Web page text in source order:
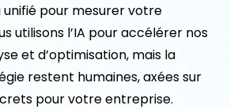
pour mesurer votre
utilisons l’IA pour accélérer nos
et d’optimisation, mais la
restent humaines, axées sur
pour votre entreprise.